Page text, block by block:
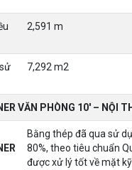
2,591 m
7,292 m2
VĂN PHÒNG 10′ – NỘI
Bằng thép đã qua sử
80%, theo tiêu chuẩn
được xử lý tốt về mặt